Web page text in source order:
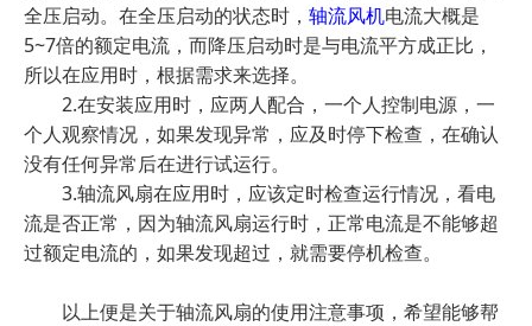
全压启动。在全压启动的状态时， 轴流风机电流大概是
5~7倍的额定电流，而降压启动时是与电流平方成正比，
所以在应用时，根据需求来选择。
2.在安装应用时，应两人配合，一个人控制电源，一
个人观察情况，如果发现异常，应及时停下检查，在确认
没有任何异常后在进行试运行。
3.轴流风扇在应用时，应该定时检查运行情况，看电
流是否正常，因为轴流风扇运行时，正常电流是不能够超
过额定电流的，如果发现超过，就需要停机检查。
以上便是关于轴流风扇的使用注意事项，希望能够帮